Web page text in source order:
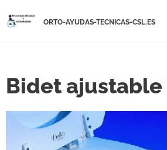
ORTO-AYUDAS-TECNICAS-CSL.ES
Bidet ajustable